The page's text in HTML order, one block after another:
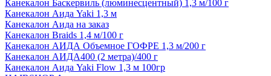
Канекалон Баскервиль (люминесцентный) 1,3 м/100 г
Канекалон Аида Yaki 1,3 м
Канекалон Аида на заказ
Канекалон Braids 1,4 м/100 г
Канекалон АИДА Объемное ГОФРЕ 1,3 м/200 г
Канекалон АИДА400 (2 метра)/400 г
Канекалон Аида Yaki Flow 1,3 м 100гр